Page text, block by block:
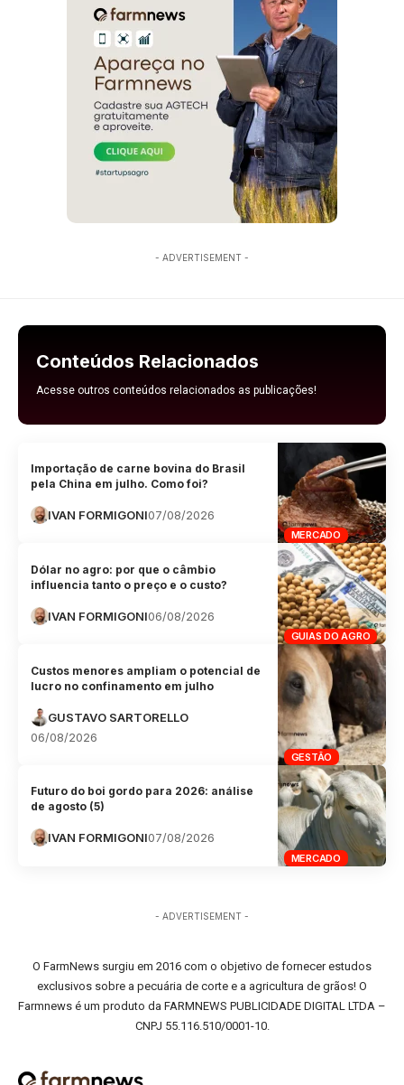
- ADVERTISEMENT -
Conteúdos Relacionados
Acesse outros conteúdos relacionados as publicações!
MERCADO
Importação de carne bovina do Brasil
pela China em julho. Como foi?
IVAN FORMIGONI07/08/2026
GUIAS DO AGRO
Dólar no agro: por que o câmbio
influencia tanto o preço e o custo?
IVAN FORMIGONI06/08/2026
GESTÃO
Custos menores ampliam o potencial de
lucro no confinamento em julho
GUSTAVO SARTORELLO
06/08/2026
MERCADO
Futuro do boi gordo para 2026: análise
de agosto (5)
IVAN FORMIGONI07/08/2026
- ADVERTISEMENT -
O FarmNews surgiu em 2016 com o objetivo de fornecer estudos
exclusivos sobre a pecuária de corte e a agricultura de grãos! O
Farmnews é um produto da FARMNEWS PUBLICIDADE DIGITAL LTDA –
CNPJ 55.116.510/0001-10.